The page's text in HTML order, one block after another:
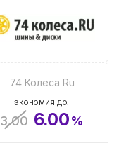
74 Колеса Ru
ЭКОНОМИЯ ДО:
3.00 6.00%